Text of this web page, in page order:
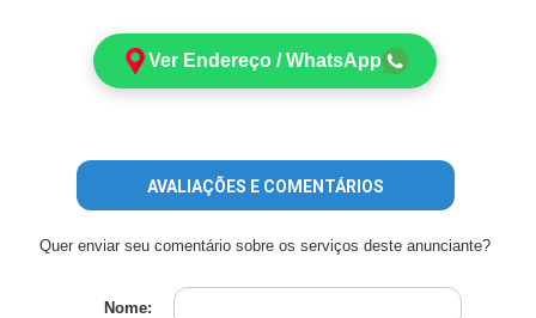
Ver Endereço / WhatsApp
AVALIAÇÕES E COMENTÁRIOS
Quer enviar seu comentário sobre os serviços deste anunciante?
Nome: